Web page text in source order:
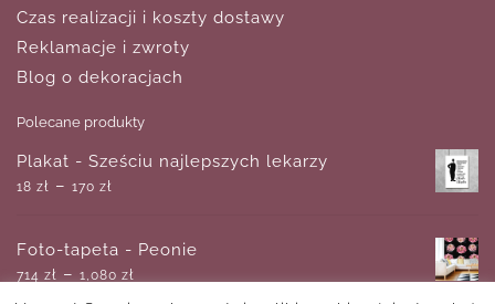
Czas realizacji i koszty dostawy
Reklamacje i zwroty
Blog o dekoracjach
Polecane produkty
Plakat - Sześciu najlepszych lekarzy
18 zł – 170 zł
Foto-tapeta - Peonie
714 zł – 1,080 zł